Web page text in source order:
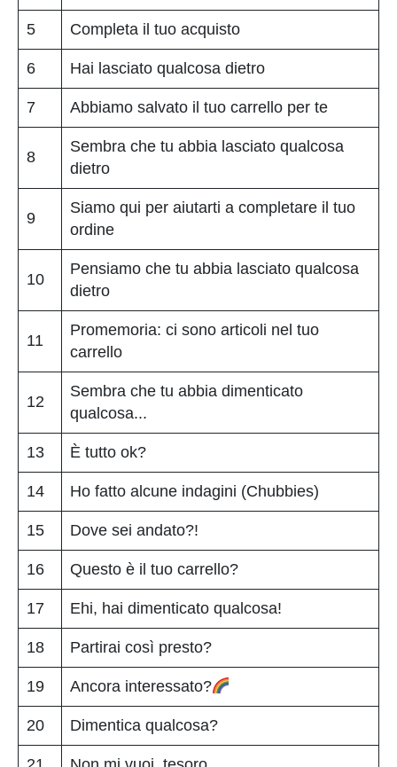
5 Completa il tuo acquisto
6 Hai lasciato qualcosa dietro
7 Abbiamo salvato il tuo carrello per te
8
Sembra che tu abbia lasciato qualcosa
dietro
9
Siamo qui per aiutarti a completare il tuo
ordine
10
Pensiamo che tu abbia lasciato qualcosa
dietro
11
Promemoria: ci sono articoli nel tuo
carrello
12
Sembra che tu abbia dimenticato
qualcosa...
13 È tutto ok?
14 Ho fatto alcune indagini (Chubbies)
15 Dove sei andato?!
16 Questo è il tuo carrello?
17 Ehi, hai dimenticato qualcosa!
18 Partirai così presto?
19 Ancora interessato?
20 Dimentica qualcosa?